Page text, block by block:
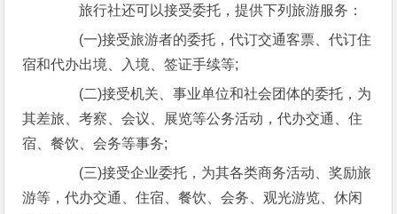
旅行社还可以接受委托，提供下列旅游服务：
(一)接受旅游者的委托，代订交通客票、代订住
宿和代办出境、入境、签证手续等;
(二)接受机关、事业单位和社会团体的委托，为
其差旅、考察、会议、展览等公务活动，代办交通、住
宿、餐饮、会务等事务;
(三)接受企业委托，为其各类商务活动、奖励旅
游等，代办交通、住宿、餐饮、会务、观光游览、休闲